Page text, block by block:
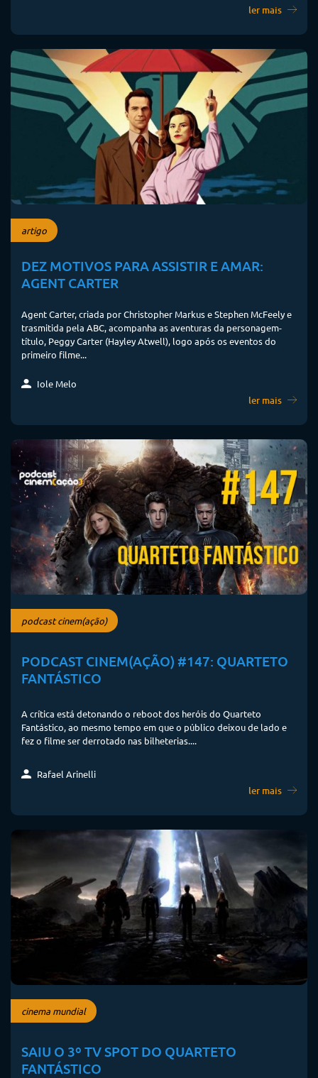
ler mais
artigo
DEZ MOTIVOS PARA ASSISTIR E AMAR:
AGENT CARTER
Agent Carter, criada por Christopher Markus e Stephen McFeely e
trasmitida pela ABC, acompanha as aventuras da personagem-
título, Peggy Carter (Hayley Atwell), logo após os eventos do
primeiro filme...
Iole Melo
ler mais
podcast cinem(ação)
PODCAST CINEM(AÇÃO) #147: QUARTETO
FANTÁSTICO
A crítica está detonando o reboot dos heróis do Quarteto
Fantástico, ao mesmo tempo em que o público deixou de lado e
fez o filme ser derrotado nas bilheterias....
Rafael Arinelli
ler mais
cinema mundial
SAIU O 3º TV SPOT DO QUARTETO
FANTÁSTICO